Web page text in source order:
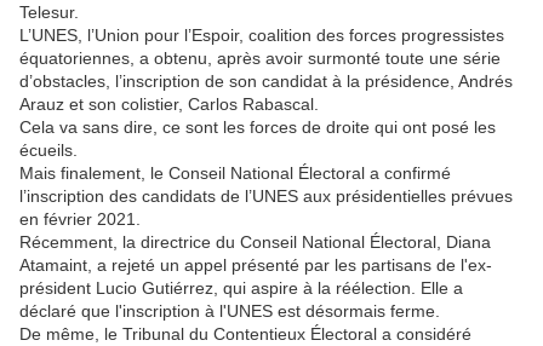
Telesur.
L’UNES, l’Union pour l’Espoir, coalition des forces progressistes
équatoriennes, a obtenu, après avoir surmonté toute une série
d’obstacles, l’inscription de son candidat à la présidence, Andrés
Arauz et son colistier, Carlos Rabascal.
Cela va sans dire, ce sont les forces de droite qui ont posé les
écueils.
Mais finalement, le Conseil National Électoral a confirmé
l’inscription des candidats de l’UNES aux présidentielles prévues
en février 2021.
Récemment, la directrice du Conseil National Électoral, Diana
Atamaint, a rejeté un appel présenté par les partisans de l'ex-
président Lucio Gutiérrez, qui aspire à la réélection. Elle a
déclaré que l'inscription à l'UNES est désormais ferme.
De même, le Tribunal du Contentieux Électoral a considéré